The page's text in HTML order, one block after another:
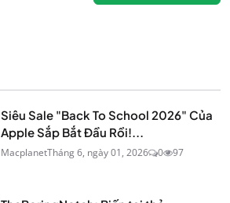
Siêu Sale "Back To School 2026" Của
Apple Sắp Bắt Đầu Rồi!...
MacplanetTháng 6, ngày 01, 2026 0 97